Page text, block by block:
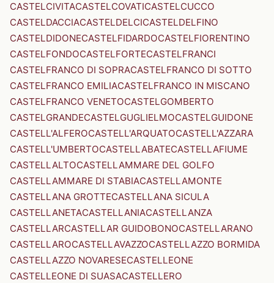
CASTELCIVITACASTELCOVATICASTELCUCCO
CASTELDACCIACASTELDELCICASTELDELFINO
CASTELDIDONECASTELFIDARDOCASTELFIORENTINO
CASTELFONDOCASTELFORTECASTELFRANCI
CASTELFRANCO DI SOPRACASTELFRANCO DI SOTTO
CASTELFRANCO EMILIACASTELFRANCO IN MISCANO
CASTELFRANCO VENETOCASTELGOMBERTO
CASTELGRANDECASTELGUGLIELMOCASTELGUIDONE
CASTELL'ALFEROCASTELL'ARQUATOCASTELL'AZZARA
CASTELL'UMBERTOCASTELLABATECASTELLAFIUME
CASTELLALTOCASTELLAMMARE DEL GOLFO
CASTELLAMMARE DI STABIACASTELLAMONTE
CASTELLANA GROTTECASTELLANA SICULA
CASTELLANETACASTELLANIACASTELLANZA
CASTELLARCASTELLAR GUIDOBONOCASTELLARANO
CASTELLAROCASTELLAVAZZOCASTELLAZZO BORMIDA
CASTELLAZZO NOVARESECASTELLEONE
CASTELLEONE DI SUASACASTELLERO